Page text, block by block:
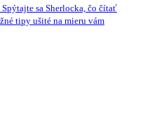
Spýtajte sa Sherlocka, čo čítať
tipy ušité na mieru vám